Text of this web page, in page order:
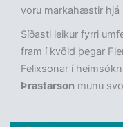
voru markahæstir hjá
Síðasti leikur fyrri
fram í kvöld þegar
Felixsonar í
Þrastarson munu